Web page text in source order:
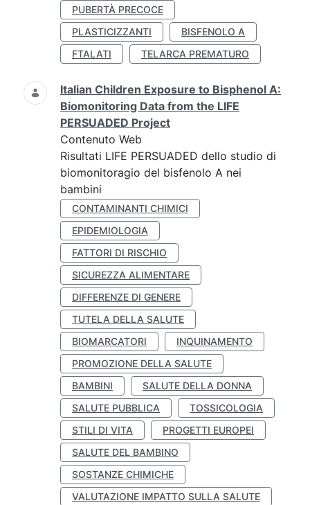
PUBERTÀ PRECOCE
PLASTICIZZANTI
BISFENOLO A
FTALATI
TELARCA PREMATURO
Italian Children Exposure to Bisphenol A:
Biomonitoring Data from the LIFE
PERSUADED Project
Contenuto Web
Risultati LIFE PERSUADED dello studio di
biomonitoragio del bisfenolo A nei
bambini
CONTAMINANTI CHIMICI
EPIDEMIOLOGIA
FATTORI DI RISCHIO
SICUREZZA ALIMENTARE
DIFFERENZE DI GENERE
TUTELA DELLA SALUTE
BIOMARCATORI
INQUINAMENTO
PROMOZIONE DELLA SALUTE
BAMBINI
SALUTE DELLA DONNA
SALUTE PUBBLICA
TOSSICOLOGIA
STILI DI VITA
PROGETTI EUROPEI
SALUTE DEL BAMBINO
SOSTANZE CHIMICHE
VALUTAZIONE IMPATTO SULLA SALUTE